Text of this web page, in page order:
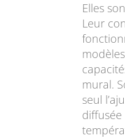
Elles
Leur
mural.
seul